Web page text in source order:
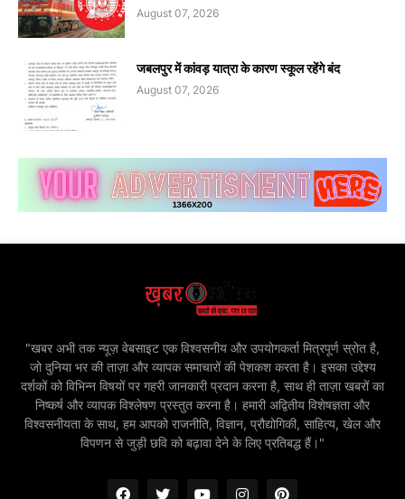
August 07, 2026
जबलपुर में कांवड़ यात्रा के कारण स्कूल रहेंगे बंद
August 07, 2026
"खबर अभी तक न्यूज़ वेबसाइट एक विश्वसनीय और उपयोगकर्ता मित्रपूर्ण स्रोत है,
जो दुनिया भर की ताज़ा और व्यापक समाचारों की पेशकश करता है। इसका उद्देश्य
दर्शकों को विभिन्न विषयों पर गहरी जानकारी प्रदान करना है, साथ ही ताज़ा खबरों का
निष्कर्ष और व्यापक विश्लेषण प्रस्तुत करना है। हमारी अद्वितीय विशेषज्ञता और
विश्वसनीयता के साथ, हम आपको राजनीति, विज्ञान, प्रौद्योगिकी, साहित्य, खेल और
विपणन से जुड़ी छवि को बढ़ावा देने के लिए प्रतिबद्ध हैं।"